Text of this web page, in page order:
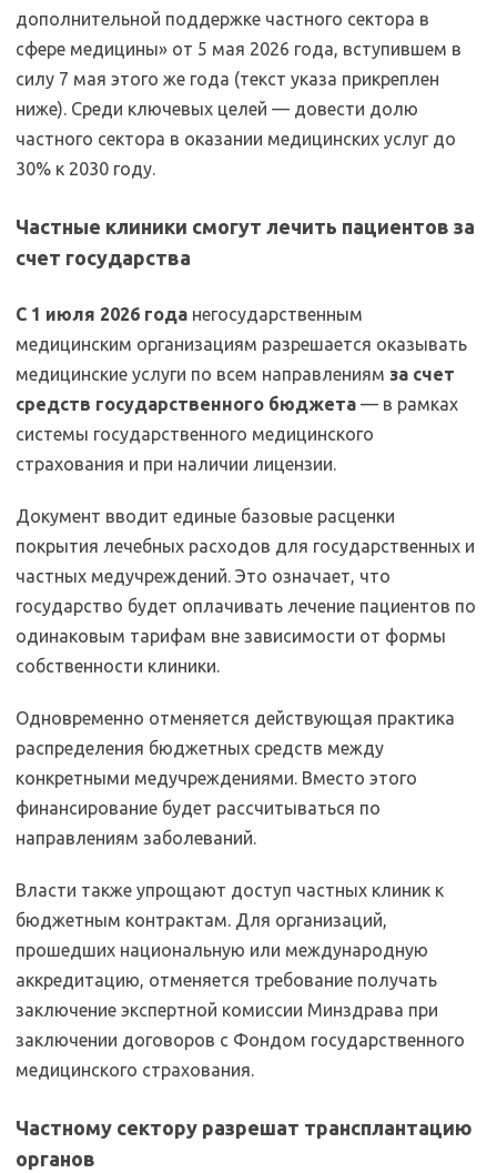
дополнительной поддержке частного сектора в
сфере медицины» от 5 мая 2026 года, вступившем в
силу 7 мая этого же года (текст указа прикреплен
ниже). Среди ключевых целей — довести долю
частного сектора в оказании медицинских услуг до
30% к 2030 году.
Частные клиники смогут лечить пациентов за
счет государства
С 1 июля 2026 года негосударственным
медицинским организациям разрешается оказывать
медицинские услуги по всем направлениям за счет
средств государственного бюджета — в рамках
системы государственного медицинского
страхования и при наличии лицензии.
Документ вводит единые базовые расценки
покрытия лечебных расходов для государственных и
частных медучреждений. Это означает, что
государство будет оплачивать лечение пациентов по
одинаковым тарифам вне зависимости от формы
собственности клиники.
Одновременно отменяется действующая практика
распределения бюджетных средств между
конкретными медучреждениями. Вместо этого
финансирование будет рассчитываться по
направлениям заболеваний.
Власти также упрощают доступ частных клиник к
бюджетным контрактам. Для организаций,
прошедших национальную или международную
аккредитацию, отменяется требование получать
заключение экспертной комиссии Минздрава при
заключении договоров с Фондом государственного
медицинского страхования.
Частному сектору разрешат трансплантацию
органов